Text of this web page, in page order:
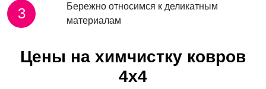
3
Бережно относимся к деликатным
материалам
Цены на химчистку ковров
4х4